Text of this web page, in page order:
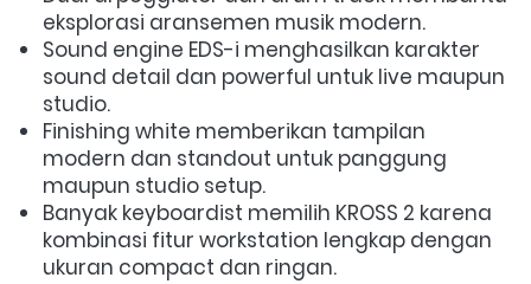
eksplorasi aransemen musik modern.
Sound engine EDS-i menghasilkan karakter
sound detail dan powerful untuk live maupun
studio.
Finishing white memberikan tampilan
modern dan standout untuk panggung
maupun studio setup.
Banyak keyboardist memilih KROSS 2 karena
kombinasi fitur workstation lengkap dengan
ukuran compact dan ringan.